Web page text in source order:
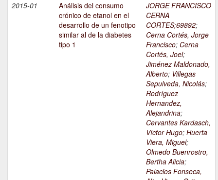
2015-01
Análisis del consumo
crónico de etanol en el
desarrollo de un fenotipo
similar al de la diabetes
tipo 1
JORGE FRANCISCO
CERNA
CORTES;69892;
Cerna Cortés, Jorge
Francisco; Cerna
Cortés, Joel;
Jiménez Maldonado,
Alberto; Villegas
Sepulveda, Nicolás;
Rodríguez
Hernandez,
Alejandrina;
Cervantes Kardasch,
Víctor Hugo; Huerta
Viera, Miguel;
Olmedo Buenrostro,
Bertha Alicia;
Palacios Fonseca,